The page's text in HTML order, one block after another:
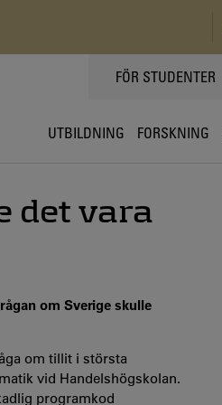
TOPPMENY
FÖR STUDENTER
UTBILDNING FORSKNING
det vara
om Sverige skulle
om tillit i största
vid Handelshögskolan.
programkod